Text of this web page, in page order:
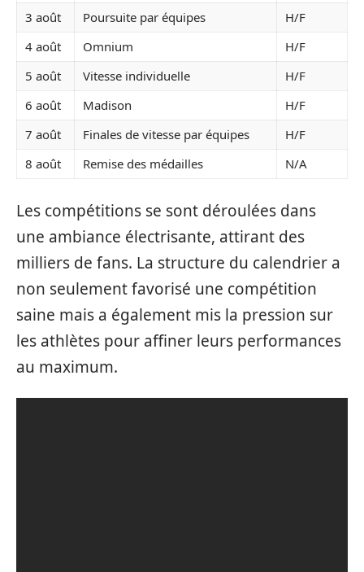
3 août
Poursuite par équipes
H/F
4 août
Omnium
H/F
5 août
Vitesse individuelle
H/F
6 août
Madison
H/F
7 août
Finales de vitesse par équipes
H/F
8 août
Remise des médailles N/A
Les compétitions se sont déroulées dans
une ambiance électrisante, attirant des
milliers de fans. La structure du calendrier a
non seulement favorisé une compétition
saine mais a également mis la pression sur
les athlètes pour affiner leurs performances
au maximum.